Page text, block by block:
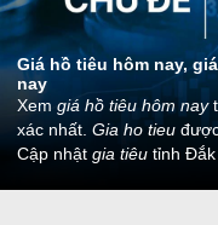
Giá hồ tiêu hôm nay,
nay
Xem giá hồ tiêu hôm nay
xác nhất. Gia ho tieu
Cập nhật gia tiêu tỉnh Đắk